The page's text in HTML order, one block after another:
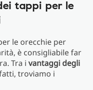
tappi per le
le orecchie per
è consigliabile far
Tra i vantaggi degli
troviamo i